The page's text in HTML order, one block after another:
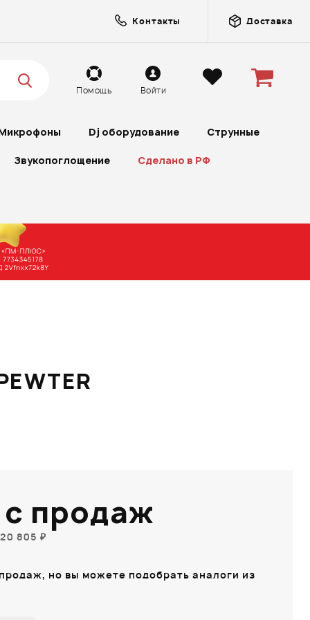
Контакты Доставка
Помощь Войти
Dj оборудование Струнные
Звукопоглощение Сделано в РФ
продаж
805 ₽
но вы можете подобрать аналоги из